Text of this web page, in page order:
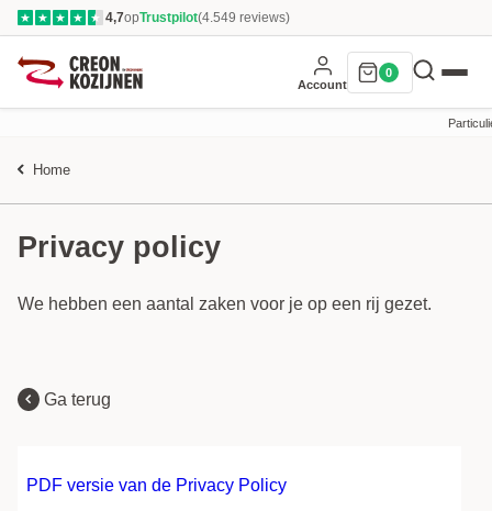
★ ★ ★ ★ ★ 4,7opTrustpilot(4.549 reviews)
Account
0
Home
Privacy policy
We hebben een aantal zaken voor je op een rij gezet.
Ga terug
PDF versie van de Privacy Policy